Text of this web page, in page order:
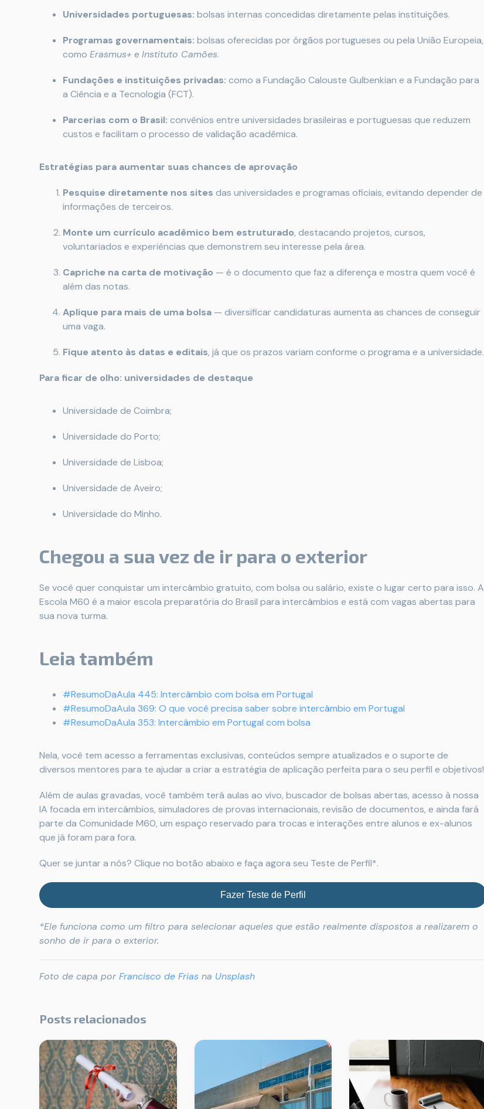
Universidades portuguesas: bolsas internas concedidas diretamente pelas instituições.
Programas governamentais: bolsas oferecidas por órgãos portugueses ou pela União Europeia,
como Erasmus+ e Instituto Camões.
Fundações e instituições privadas: como a Fundação Calouste Gulbenkian e a Fundação para
a Ciência e a Tecnologia (FCT).
Parcerias com o Brasil: convênios entre universidades brasileiras e portuguesas que reduzem
custos e facilitam o processo de validação acadêmica.
Estratégias para aumentar suas chances de aprovação
Pesquise diretamente nos sites das universidades e programas oficiais, evitando depender de
informações de terceiros.
Monte um currículo acadêmico bem estruturado, destacando projetos, cursos,
voluntariados e experiências que demonstrem seu interesse pela área.
Capriche na carta de motivação — é o documento que faz a diferença e mostra quem você é
além das notas.
Aplique para mais de uma bolsa — diversificar candidaturas aumenta as chances de conseguir
uma vaga.
Fique atento às datas e editais, já que os prazos variam conforme o programa e a universidade.
Para ficar de olho: universidades de destaque
Universidade de Coimbra;
Universidade do Porto;
Universidade de Lisboa;
Universidade de Aveiro;
Universidade do Minho.
Chegou a sua vez de ir para o exterior
Se você quer conquistar um intercâmbio gratuito, com bolsa ou salário, existe o lugar certo para isso. A
Escola M60 é a maior escola preparatória do Brasil para intercâmbios e está com vagas abertas para
sua nova turma.
Leia também
#ResumoDaAula 445: Intercâmbio com bolsa em Portugal
#ResumoDaAula 369: O que você precisa saber sobre intercâmbio em Portugal
#ResumoDaAula 353: Intercâmbio em Portugal com bolsa
Nela, você tem acesso a ferramentas exclusivas, conteúdos sempre atualizados e o suporte de
diversos mentores para te ajudar a criar a estratégia de aplicação perfeita para o seu perfil e objetivos!
Além de aulas gravadas, você também terá aulas ao vivo, buscador de bolsas abertas, acesso à nossa
IA focada em intercâmbios, simuladores de provas internacionais, revisão de documentos, e ainda fará
parte da Comunidade M60, um espaço reservado para trocas e interações entre alunos e ex-alunos
que já foram para fora.
Quer se juntar a nós? Clique no botão abaixo e faça agora seu Teste de Perfil*.
Fazer Teste de Perfil
*Ele funciona como um filtro para selecionar aqueles que estão realmente dispostos a realizarem o
sonho de ir para o exterior.
Foto de capa por Francisco de Frias na Unsplash
Posts relacionados